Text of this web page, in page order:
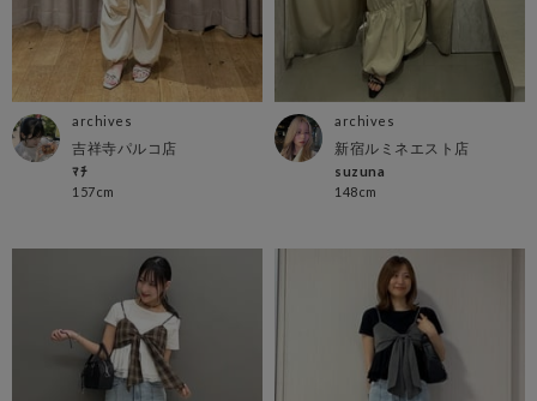
archives
吉祥寺パルコ店
ﾏﾁ
157cm
archives
新宿ルミネエスト店
suzuna
148cm